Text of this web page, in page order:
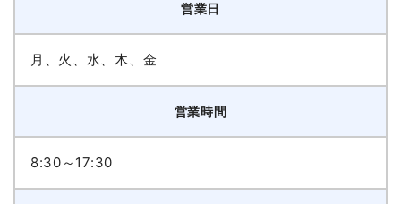
営業日
月、火、水、木、金
営業時間
8:30～17:30